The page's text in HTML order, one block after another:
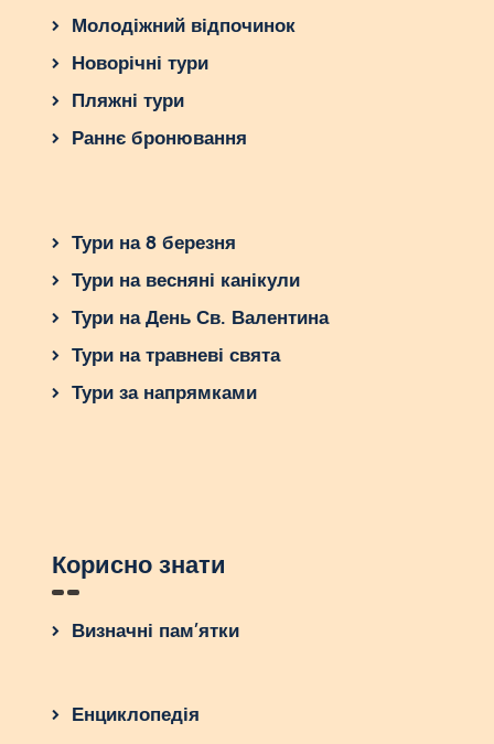
Молодіжний відпочинок
Новорічні тури
Пляжні тури
Раннє бронювання
Тури на 8 березня
Тури на весняні канікули
Тури на День Св. Валентина
Тури на травневі свята
Тури за напрямками
Корисно знати
Визначні пам’ятки
Енциклопедія